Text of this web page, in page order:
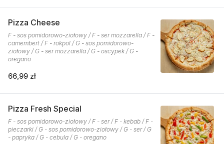
Pizza Cheese
F - sos pomidorowo-ziołowy / F - ser mozzarella / F -
camembert / F - rokpol / G - sos pomidorowo-
ziołowy / G - ser mozzarella / G - oscypek / G -
oregano
66,99 zł
Pizza Fresh Special
F - sos pomidorowo-ziołowy / F - ser / F - kebab / F -
pieczarki / G - sos pomidorowo-ziołowy / G - ser / G
- papryka / G - cebula / G - oregano